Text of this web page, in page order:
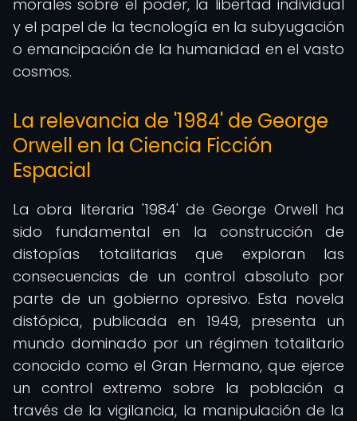
morales sobre el poder, la libertad individual
y el papel de la tecnología en la subyugación
o emancipación de la humanidad en el vasto
cosmos.
La relevancia de '1984' de George
Orwell en la Ciencia Ficción
Espacial
La obra literaria '1984' de George Orwell ha
sido fundamental en la construcción de
distopías totalitarias que exploran las
consecuencias de un control absoluto por
parte de un gobierno opresivo. Esta novela
distópica, publicada en 1949, presenta un
mundo dominado por un régimen totalitario
conocido como el Gran Hermano, que ejerce
un control extremo sobre la población a
través de la vigilancia, la manipulación de la